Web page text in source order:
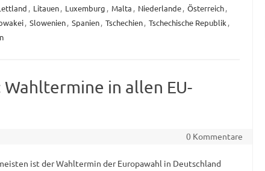
, Litauen, Luxemburg , Malta , Niederlande, Österreich,
, Slowenien, Spanien, Tschechien, Tschechische Republik ,
in allen EU-
0 Kommentare
ist der Wahltermin der Europawahl in Deutschland